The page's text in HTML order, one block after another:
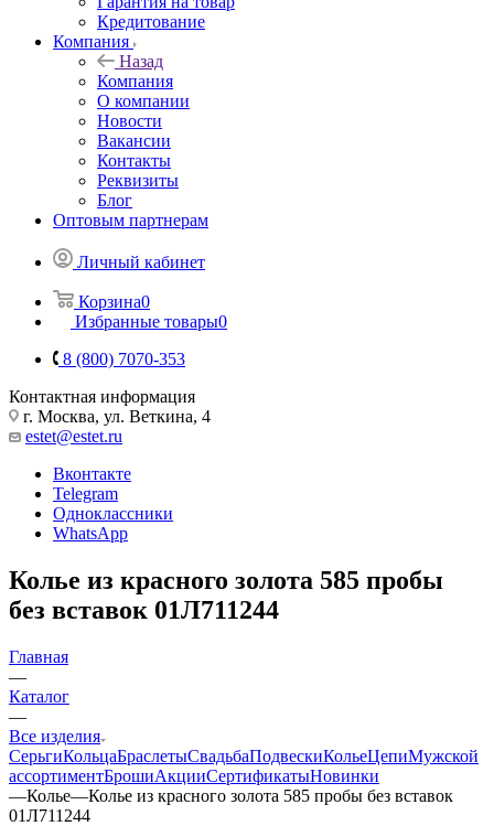
Кредитование
Компания
Назад
Компания
О компании
Новости
Вакансии
Контакты
Реквизиты
Блог
Оптовым партнерам
Личный кабинет
Корзина0
Избранные товары0
8 (800) 7070-353
Контактная информация
г. Москва, ул. Веткина, 4
estet@estet.ru
Вконтакте
Telegram
Одноклассники
WhatsApp
Колье из красного золота 585 пробы
без вставок 01Л711244
Главная
—
Каталог
—
Все изделия
СерьгиКольцаБраслетыСвадьбаПодвескиКольеЦепиМужской
ассортиментБрошиАкцииСертификатыНовинки
—Колье—Колье из красного золота 585 пробы без вставок
01Л711244